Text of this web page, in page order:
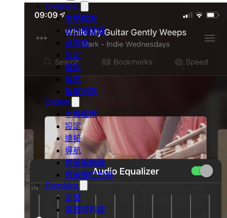
Evermusic
本地檔案
音訊播放器
音樂庫
設定
連接
導航
播放列表
Evertag
本機檔案
設定
連接
導航
標籤編輯器
標籤欄位對應
Evervideo
設定
媒體資料庫